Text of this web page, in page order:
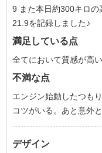
9 また本日約300キロの
21.9を記録しました♪
満足している点
全てにおいて質感が高い
不満な点
エンジン始動したつも
コツがいる。あと意外
デザイン